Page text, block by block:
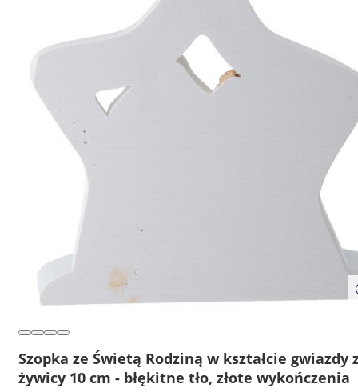
Szopka ze Świetą Rodziną w kształcie gwiazdy
żywicy 10 cm - błękitne tło, złote wykończenia